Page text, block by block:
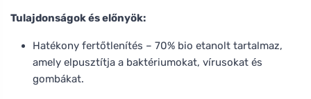
Tulajdonságok és előnyök:
Hatékony fertőtlenítés – 70% bio etanolt tartalmaz,
amely elpusztítja a baktériumokat, vírusokat és
gombákat.